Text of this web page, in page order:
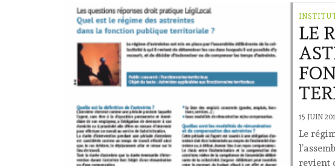
LE
15 JUIN
Le
revient